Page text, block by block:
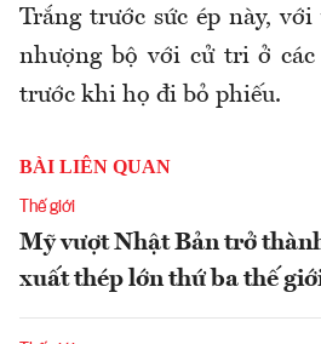
Trắng trước sức ép này,
nhượng bộ với cử tri ở các
trước khi họ đi bỏ phiếu.
BÀI LIÊN QUAN
Thế giới
Mỹ vượt Nhật Bản trở
xuất thép lớn thứ ba thế